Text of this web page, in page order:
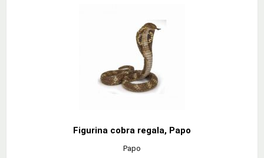
Figurina cobra regala, Papo
Papo